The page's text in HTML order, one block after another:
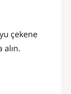
çekene